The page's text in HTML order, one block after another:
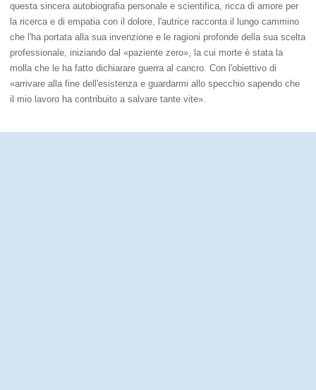
questa sincera autobiografia personale e scientifica, ricca di amore per
la ricerca e di empatia con il dolore, l'autrice racconta il lungo cammino
che l'ha portata alla sua invenzione e le ragioni profonde della sua scelta
professionale, iniziando dal «paziente zero», la cui morte è stata la
molla che le ha fatto dichiarare guerra al cancro. Con l'obiettivo di
«arrivare alla fine dell'esistenza e guardarmi allo specchio sapendo che
il mio lavoro ha contribuito a salvare tante vite».